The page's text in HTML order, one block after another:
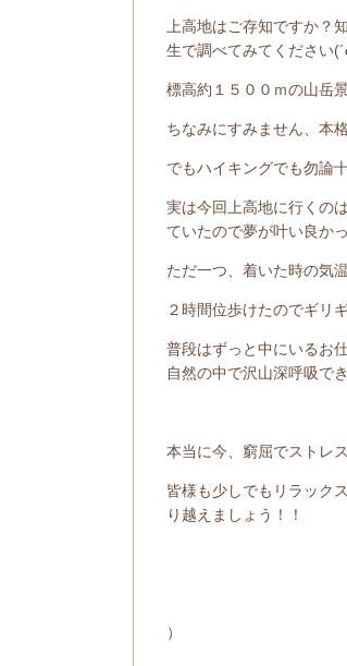
上高地はご存知ですか？
生で調べてみてください
標高約１５００ｍの山岳
ちなみにすみません、本
でもハイキングでも勿論
実は今回上高地に行くの
ていたので夢が叶い良か
ただ一つ、着いた時の気
２時間位歩けたのでギリ
普段はずっと中にいるお
自然の中で沢山深呼吸で
本当に今、窮屈でストレ
皆様も少しでもリラック
り越えましょう！！
）